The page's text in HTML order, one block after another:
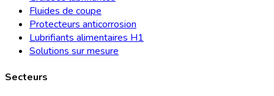
Fluides de coupe
Protecteurs anticorrosion
Lubrifiants alimentaires H1
Solutions sur mesure
Secteurs